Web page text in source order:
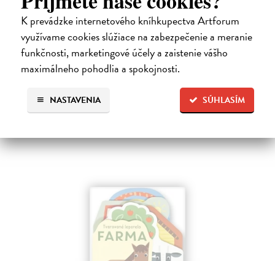
K prevádzke internetového kníhkupectva Artforum
využívame cookies slúžiace na zabezpečenie a meranie
funkčnosti, marketingové účely a zaistenie vášho
maximálneho pohodlia a spokojnosti.
SÚHLASÍM
NASTAVENIA
Les - Tvarované leporelo
Payne Sally| Kniha
Táto knižka s veselými obrázkami a rôzne tvarovanými stránkami
zaujme malé deti a zoznámi ich so životom v lese.
7,66 €